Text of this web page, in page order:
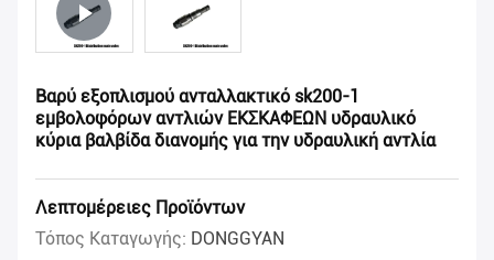
Βαρύ εξοπλισμού ανταλλακτικό sk200-1
εμβολοφόρων αντλιών ΕΚΣΚΑΦΕΩΝ υδραυλικό
κύρια βαλβίδα διανομής για την υδραυλική αντλία
Λεπτομέρειες Προϊόντων
Τόπος Καταγωγής: DONGGYAN